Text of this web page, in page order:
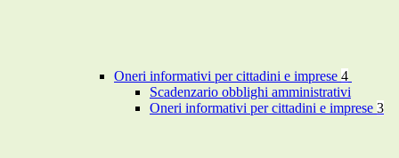
Oneri informativi per cittadini e imprese 4
Scadenzario obblighi amministrativi
Oneri informativi per cittadini e imprese 3